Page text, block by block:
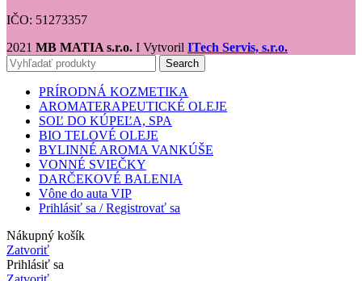
IČO: 51273357
2021 MB MATIA s.r.o. I Vytvoril ITech Servis, s.r.o.
Search
PRÍRODNÁ KOZMETIKA
AROMATERAPEUTICKÉ OLEJE
SOĽ DO KÚPEĽA, SPA
BIO TELOVÉ OLEJE
BYLINNÉ AROMA VANKÚŠE
VONNÉ SVIEČKY
DARČEKOVÉ BALENIA
Vône do auta VIP
Prihlásiť sa / Registrovať sa
Nákupný košík
Zatvoriť
Prihlásiť sa